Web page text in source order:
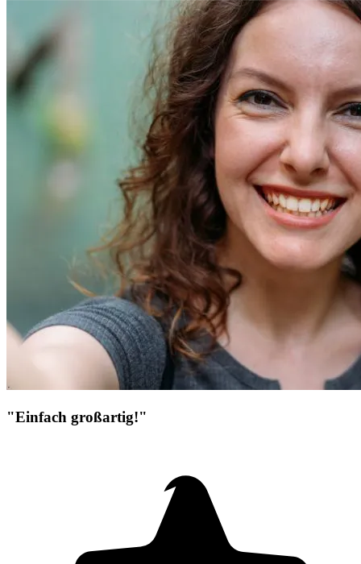
"Einfach großartig!"